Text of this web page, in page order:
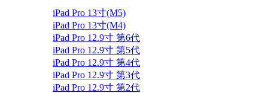
iPad Pro 13寸(M5)
iPad Pro 13寸(M4)
iPad Pro 12.9寸 第6代
iPad Pro 12.9寸 第5代
iPad Pro 12.9寸 第4代
iPad Pro 12.9寸 第3代
iPad Pro 12.9寸 第2代